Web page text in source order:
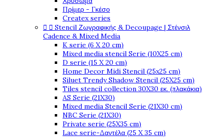
Πρίμερ - Γκέσο
Createx series
  Stencil Ζωγραφικής & Decoupage | Στένσιλ
Cadence & Mixed Media
K serie (6 X 20 cm)
Mixed media stencil Serie (10X25 cm)
D serie (15 X 20 cm)
Home Decor Midi Stencil (25x25 cm)
Siluet Trendy Shadow Stencil (25X25 cm)
Tiles stencil collection 30X30 εκ. (πλακάκια)
AS Serie (21X30)
Mixed media Stencil Serie (21X30 cm)
NBC Serie (21X30)
Private serie (25X35 cm)
Lace serie-Δαντέλα (25 X 35 cm)